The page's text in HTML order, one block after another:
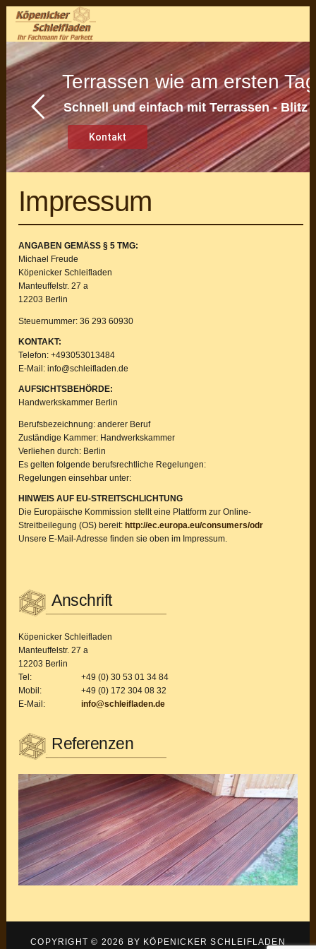
Zur
Hauptnavigation
springen
Zum
springen
Zur
Seitenspalte
springen
Main
ContentTerrassen wie am ersten Tag
Schnell und einfach mit Terrassen - Blitz
Kontakt
Impressum
ANGABEN GEMÄSS § 5 TMG:
Michael Freude
Köpenicker Schleifladen
Manteuffelstr. 27 a
12203 Berlin
Steuernummer: 36 293 60930
KONTAKT:
Telefon: +493053013484
E-Mail: info@schleifladen.de
AUFSICHTSBEHÖRDE:
Handwerkskammer Berlin
Berufsbezeichnung: anderer Beruf
Zuständige Kammer: Handwerkskammer
Verliehen durch: Berlin
Es gelten folgende berufsrechtliche Regelungen:
Regelungen einsehbar unter:
HINWEIS AUF EU-STREITSCHLICHTUNG
Die Europäische Kommission stellt eine Plattform zur Online-
Streitbeilegung (OS) bereit: http://ec.europa.eu/consumers/odr
Unsere E-Mail-Adresse finden sie oben im Impressum.
Seitenspalte
Anschrift
Köpenicker Schleifladen
Manteuffelstr. 27 a
12203 Berlin
Tel:
+49 (0) 30 53 01 34 84
Mobil:
+49 (0) 172 304 08 32
E-Mail:
info@schleifladen.de
Referenzen
COPYRIGHT © 2026 BY KÖPENICKER SCHLEIFLADEN